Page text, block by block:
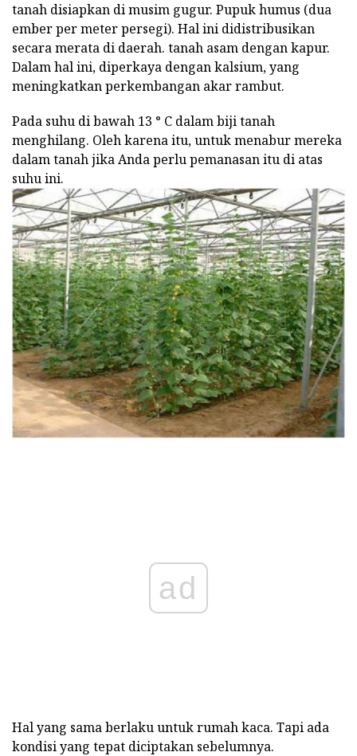
tanah disiapkan di musim gugur. Pupuk humus (dua
ember per meter persegi). Hal ini didistribusikan
secara merata di daerah. tanah asam dengan kapur.
Dalam hal ini, diperkaya dengan kalsium, yang
meningkatkan perkembangan akar rambut.
Pada suhu di bawah 13 ° C dalam biji tanah
menghilang. Oleh karena itu, untuk menabur mereka
dalam tanah jika Anda perlu pemanasan itu di atas
suhu ini.
ad
Hal yang sama berlaku untuk rumah kaca. Tapi ada
kondisi yang tepat diciptakan sebelumnya.